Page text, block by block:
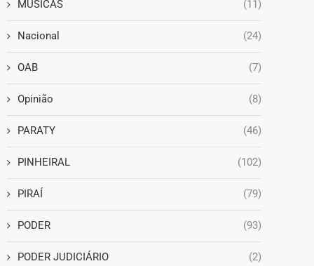
MÚSICAS (11)
Nacional (24)
OAB (7)
Opinião (8)
PARATY (46)
PINHEIRAL (102)
PIRAÍ (79)
PODER (93)
PODER JUDICIÁRIO (2)